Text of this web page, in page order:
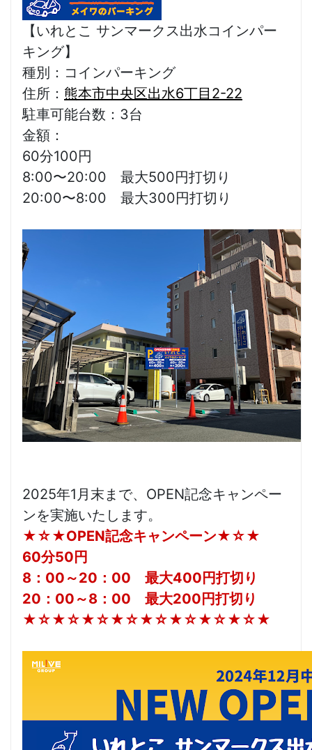
【いれとこ サンマークス出水コインパー
キング】
種別：コインパーキング
住所： 熊本市中央区出水6丁目2-22
駐車可能台数：3台
金額：
60分100円
8:00〜20:00 最大500円打切り
20:00〜8:00 最大300円打切り
2025年1月末まで、OPEN記念キャンペー
ンを実施いたします。
★☆★OPEN記念キャンペーン★☆★
60分50円
8：00～20：00 最大400円打切り
20：00～8：00 最大200円打切り
★☆★☆★☆★☆★☆★☆★☆★☆★